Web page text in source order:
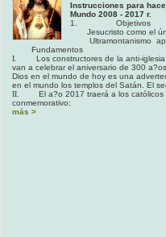
Instrucciones para
Mundo 2008 - 2017 r.
1. Objetivos
Jesucristo como el
Ultramontanismo
Fundamentos
I. Los constructores de la anti-
van a celebrar el aniversario de 300
Dios en el mundo de hoy es una
en el mundo los templos del Satán. El
II. El a?o 2017 traerá a los
conmemorativo:
más >